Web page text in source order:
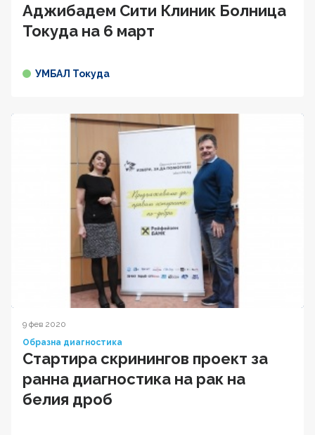
Аджибадем Сити Клиник Болница
Токуда на 6 март
УМБАЛ Токуда
9 фев 2020
Образна диагностика
Стартира скринингов проект за
ранна диагностика на рак на
белия дроб